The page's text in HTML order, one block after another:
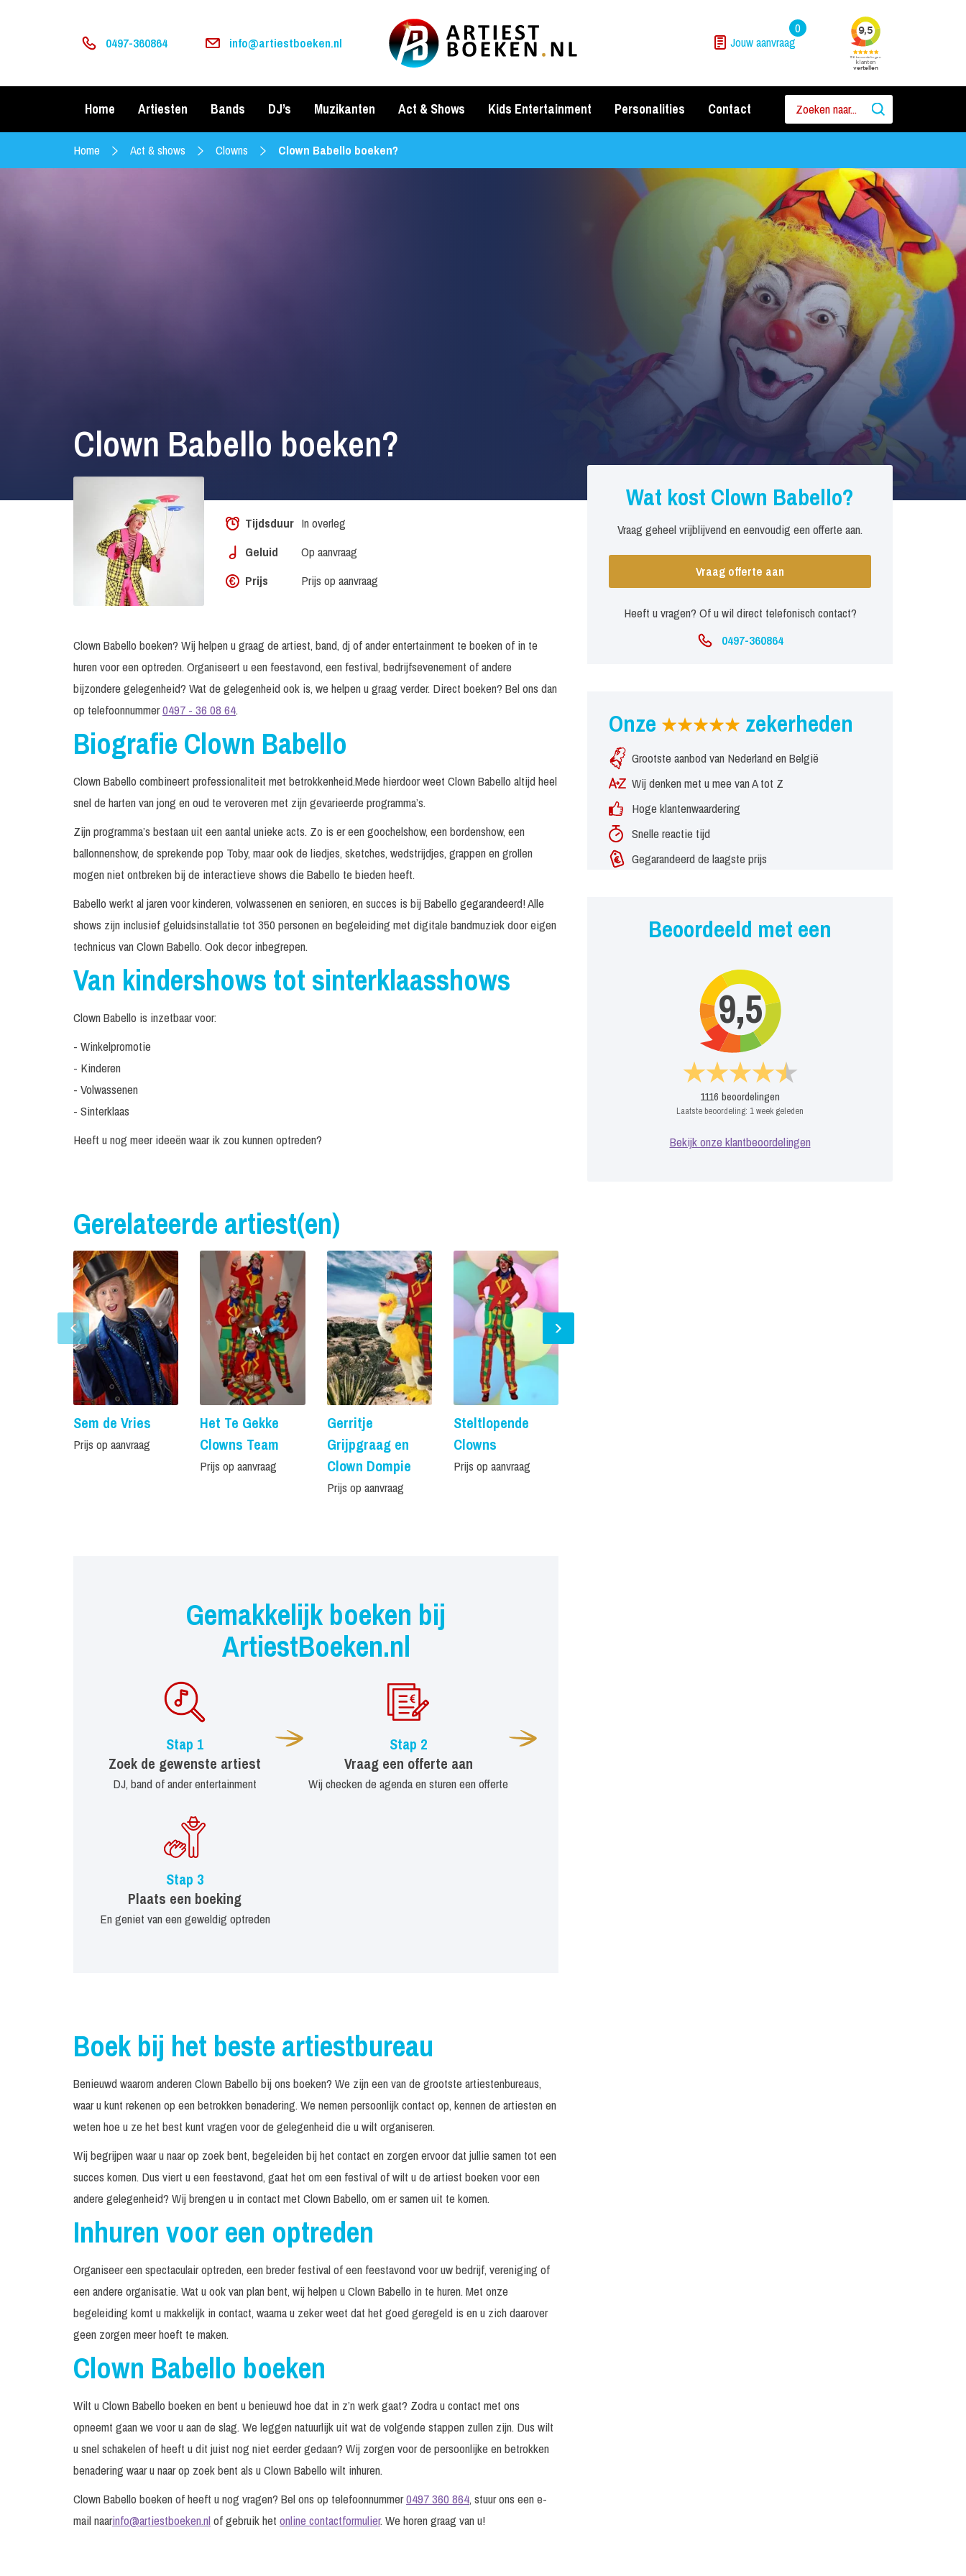
0497-360864 info@artiestboeken.nl Jouw aanvraag
0
Home Artiesten Bands DJ’s Muzikanten Act & Shows Kids Entertainment Personalities Contact
Home Act & shows Clowns Clown Babello boeken?
Clown Babello boeken?
Tijdsduur In overleg
Geluid
Op aanvraag
Prijs
Prijs op aanvraag
Clown Babello boeken? Wij helpen u graag de artiest, band, dj of ander entertainment te boeken of in te
huren voor een optreden. Organiseert u een feestavond, een festival, bedrijfsevenement of andere
bijzondere gelegenheid? Wat de gelegenheid ook is, we helpen u graag verder. Direct boeken? Bel ons dan
op telefoonnummer0497 - 36 08 64.
Biografie Clown Babello
Clown Babello combineert professionaliteit met betrokkenheid.Mede hierdoor weet Clown Babello altijd heel
snel de harten van jong en oud te veroveren met zijn gevarieerde programma’s.
Zijn programma’s bestaan uit een aantal unieke acts. Zo is er een goochelshow, een bordenshow, een
ballonnenshow, de sprekende pop Toby, maar ook de liedjes, sketches, wedstrijdjes, grappen en grollen
mogen niet ontbreken bij de interactieve shows die Babello te bieden heeft.
Babello werkt al jaren voor kinderen, volwassenen en senioren, en succes is bij Babello gegarandeerd! Alle
shows zijn inclusief geluidsinstallatie tot 350 personen en begeleiding met digitale bandmuziek door eigen
technicus van Clown Babello. Ook decor inbegrepen.
Van kindershows tot sinterklaasshows
Clown Babello is inzetbaar voor:
- Winkelpromotie
- Kinderen
- Volwassenen
- Sinterklaas
Heeft u nog meer ideeën waar ik zou kunnen optreden?
Wat kost Clown Babello?
Vraag geheel vrijblijvend en eenvoudig een offerte aan.
Vraag offerte aan
Heeft u vragen? Of u wil direct telefonisch contact?
0497-360864
Onze zekerheden
Grootste aanbod van Nederland en België
Wij denken met u mee van A tot Z
Hoge klantenwaardering
Snelle reactie tijd
Gegarandeerd de laagste prijs
Beoordeeld met een
9,5
1116 beoordelingen
Laatste beoordeling: 1 week geleden
Bekijk onze klantbeoordelingen
Gerelateerde artiest(en)
Sem de Vries
Prijs op aanvraag
Het Te Gekke
Clowns Team
Prijs op aanvraag
Gerritje
Grijpgraag en
Clown Dompie
Prijs op aanvraag
Steltlopende
Clowns
Prijs op aanvraag
Gemakkelijk boeken bij
ArtiestBoeken.nl
Stap 1
Zoek de gewenste artiest
DJ, band of ander entertainment
Stap 2
Vraag een offerte aan
Wij checken de agenda en sturen een offerte
Stap 3
Plaats een boeking
En geniet van een geweldig optreden
Boek bij het beste artiestbureau
Benieuwd waarom anderen Clown Babello bij ons boeken? We zijn een van de grootste artiestenbureaus,
waar u kunt rekenen op een betrokken benadering. We nemen persoonlijk contact op, kennen de artiesten en
weten hoe u ze het best kunt vragen voor de gelegenheid die u wilt organiseren.
Wij begrijpen waar u naar op zoek bent, begeleiden bij het contact en zorgen ervoor dat jullie samen tot een
succes komen. Dus viert u een feestavond, gaat het om een festival of wilt u de artiest boeken voor een
andere gelegenheid? Wij brengen u in contact met Clown Babello, om er samen uit te komen.
Inhuren voor een optreden
Organiseer een spectaculair optreden, een breder festival of een feestavond voor uw bedrijf, vereniging of
een andere organisatie. Wat u ook van plan bent, wij helpen u Clown Babello in te huren. Met onze
begeleiding komt u makkelijk in contact, waarna u zeker weet dat het goed geregeld is en u zich daarover
geen zorgen meer hoeft te maken.
Clown Babello boeken
Wilt u Clown Babello boeken en bent u benieuwd hoe dat in z’n werk gaat? Zodra u contact met ons
opneemt gaan we voor u aan de slag. We leggen natuurlijk uit wat de volgende stappen zullen zijn. Dus wilt
u snel schakelen of heeft u dit juist nog niet eerder gedaan? Wij zorgen voor de persoonlijke en betrokken
benadering waar u naar op zoek bent als u Clown Babello wilt inhuren.
Clown Babello boeken of heeft u nog vragen? Bel ons op telefoonnummer0497 360 864, stuur ons een e-
mail naarinfo@artiestboeken.nlof gebruik het online contactformulier. We horen graag van u!